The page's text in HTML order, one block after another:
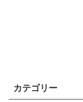
カテゴリー